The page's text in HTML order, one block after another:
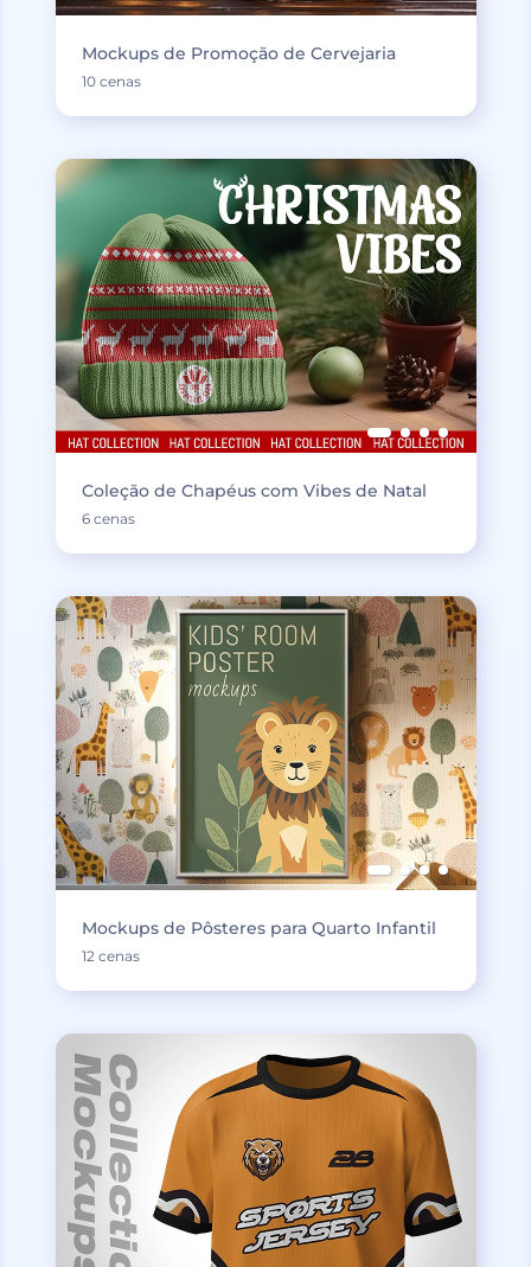
Mockups de Promoção de Cervejaria
10 cenas
Coleção de Chapéus com Vibes de Natal
6 cenas
Mockups de Pôsteres para Quarto Infantil
12 cenas